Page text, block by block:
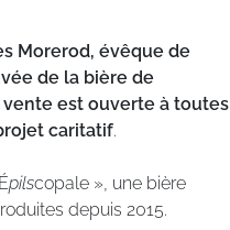
Morerod, évêque de
de la bière de
est ouverte à toutes
caritatif.
pilscopale », une bière
depuis 2015.